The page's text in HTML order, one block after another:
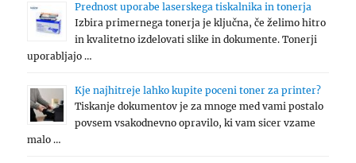
Prednost uporabe laserskega tiskalnika in tonerja
Izbira primernega tonerja je ključna, če želimo hitro
in kvalitetno izdelovati slike in dokumente. Tonerji
uporabljajo …
Kje najhitreje lahko kupite poceni toner za printer?
Tiskanje dokumentov je za mnoge med vami postalo
povsem vsakodnevno opravilo, ki vam sicer vzame
malo …